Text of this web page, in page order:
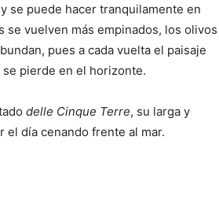
se puede hacer tranquilamente en
se vuelven más empinados, los olivos
pues a cada vuelta el paisaje
pierde en el horizonte.
delle Cinque Terre, su larga y
el día cenando frente al mar.